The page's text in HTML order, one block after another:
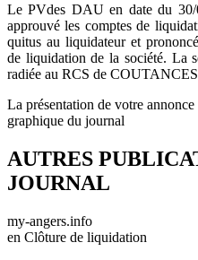
Le PVdes DAU en date du 30/
approuvé les comptes de
quitus au liquidateur et
de liquidation de la société. La
radiée au RCS de
La présentation de votre
graphique du journal
AUTRES
JOURNAL
my-angers.info
en Clôture de liquidation